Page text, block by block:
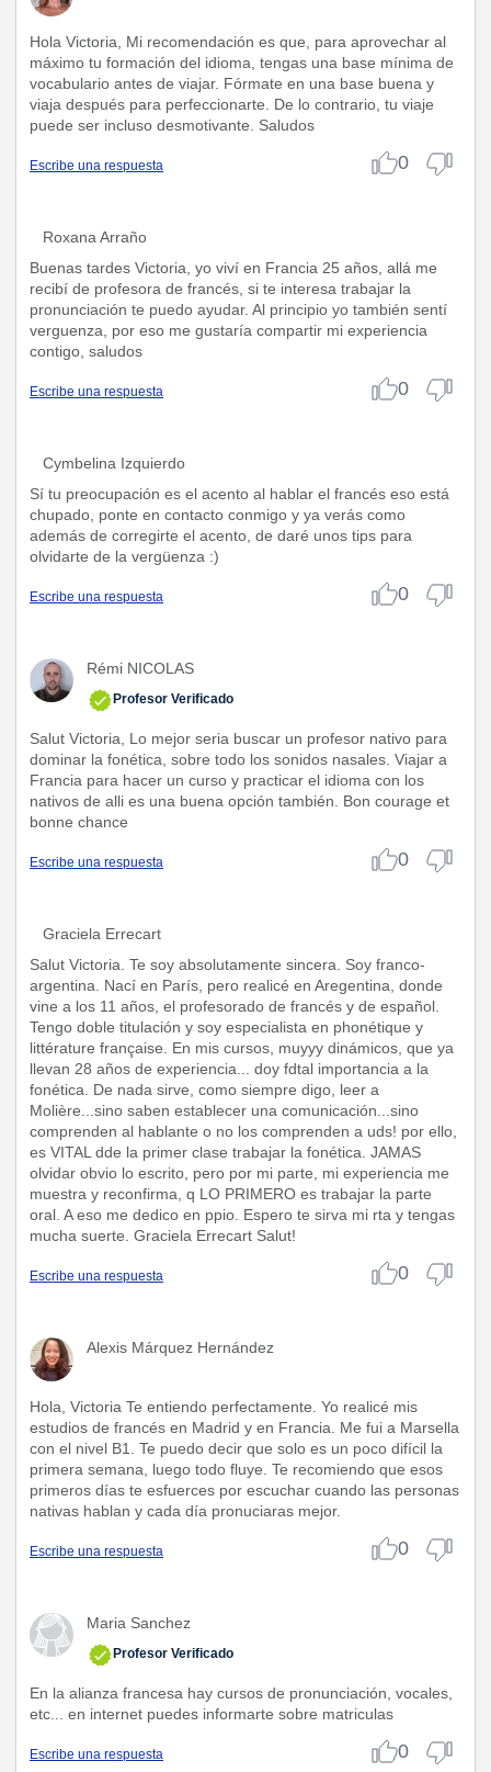
Hola Victoria, Mi recomendación es que, para aprovechar al
máximo tu formación del idioma, tengas una base mínima de
vocabulario antes de viajar. Fórmate en una base buena y
viaja después para perfeccionarte. De lo contrario, tu viaje
puede ser incluso desmotivante. Saludos
Escribe una respuesta 0
Roxana Arraño
Buenas tardes Victoria, yo viví en Francia 25 años, allá me
recibí de profesora de francés, si te interesa trabajar la
pronunciación te puedo ayudar. Al principio yo también sentí
verguenza, por eso me gustaría compartir mi experiencia
contigo, saludos
Escribe una respuesta 0
Cymbelina Izquierdo
Sí tu preocupación es el acento al hablar el francés eso está
chupado, ponte en contacto conmigo y ya verás como
además de corregirte el acento, de daré unos tips para
olvidarte de la vergüenza :)
Escribe una respuesta 0
Rémi NICOLAS
Profesor Verificado
Salut Victoria, Lo mejor seria buscar un profesor nativo para
dominar la fonética, sobre todo los sonidos nasales. Viajar a
Francia para hacer un curso y practicar el idioma con los
nativos de alli es una buena opción también. Bon courage et
bonne chance
Escribe una respuesta 0
Graciela Errecart
Salut Victoria. Te soy absolutamente sincera. Soy franco-
argentina. Nací en París, pero realicé en Aregentina, donde
vine a los 11 años, el profesorado de francés y de español.
Tengo doble titulación y soy especialista en phonétique y
littérature française. En mis cursos, muyyy dinámicos, que ya
llevan 28 años de experiencia... doy fdtal importancia a la
fonética. De nada sirve, como siempre digo, leer a
Molière...sino saben establecer una comunicación...sino
comprenden al hablante o no los comprenden a uds! por ello,
es VITAL dde la primer clase trabajar la fonética. JAMAS
olvidar obvio lo escrito, pero por mi parte, mi experiencia me
muestra y reconfirma, q LO PRIMERO es trabajar la parte
oral. A eso me dedico en ppio. Espero te sirva mi rta y tengas
mucha suerte. Graciela Errecart Salut!
Escribe una respuesta 0
Alexis Márquez Hernández
Hola, Victoria Te entiendo perfectamente. Yo realicé mis
estudios de francés en Madrid y en Francia. Me fui a Marsella
con el nivel B1. Te puedo decir que solo es un poco difícil la
primera semana, luego todo fluye. Te recomiendo que esos
primeros días te esfuerces por escuchar cuando las personas
nativas hablan y cada día pronuciaras mejor.
Escribe una respuesta 0
Maria Sanchez
Profesor Verificado
En la alianza francesa hay cursos de pronunciación, vocales,
etc... en internet puedes informarte sobre matriculas
Escribe una respuesta 0